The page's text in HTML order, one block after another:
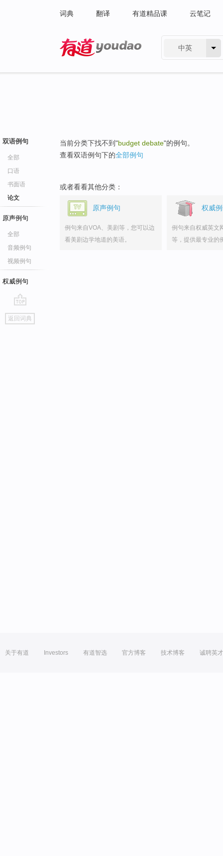
词典 翻译 有道精品课 云笔记
中英
双语例句
全部
口语
书面语
论文
原声例句
全部
音频例句
视频例句
权威例句
go
top
返回词典
当前分类下找不到"budget debate"的例句。
查看双语例句下的全部例句
或者看看其他分类：
原声例句
例句来自VOA、美剧等，您可以边
看美剧边学地道的美语。
权威
例句来自权威英文
等，提供最专业的
关于有道 Investors 有道智选 官方博客 技术博客 诚聘英才